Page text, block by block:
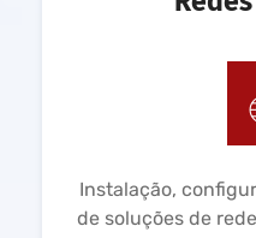
Instalação,
de soluções de